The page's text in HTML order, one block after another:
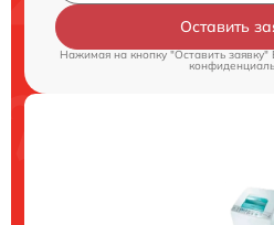
Оставить
Нажимая на кнопку "Оставить